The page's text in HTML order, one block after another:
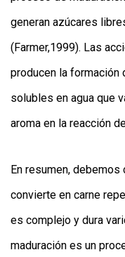
generan azúcares
(Farmer,1999). Las
producen la
solubles en agua que
aroma en la reacción
En resumen,
convierte en carne
es complejo y dura
maduración es un